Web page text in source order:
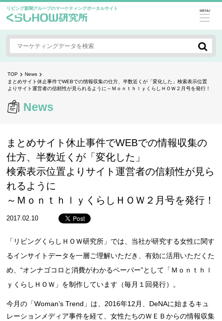
リビング新聞グループのマーケティングポータルサイト MENU
TOP
News
まとめサイト休止事件でWEBでの情報収集の仕方、半数近くが「変化した」検索表示位置
よりサイト運営者の信頼性が見られるように～ＭｏｎｔｈｌｙくらしＨＯＷ２月号を発行！
News
まとめサイト休止事件でWEBでの情報収集の
仕方、半数近くが「変化した」
検索表示位置よりサイト運営者の信頼性が見ら
れるように
～ＭｏｎｔｈｌｙくらしＨＯＷ２月号を発行！
2017.02.10
「リビングくらしＨＯＷ研究所」では、当社が研究する女性に関す
るインサイトデータを一層ご理解いただき、有効に活用いただくた
め、“オンナゴコロと消費がわかるペーパー”として「Ｍｏｎｔｈｌ
ｙくらしＨＯＷ」を制作しています（毎月１回発行）。
今月の「Woman’s Trend」は、2016年12月、DeNAに始まるキュ
レーションメディア事件を経て、女性たちのＷＥＢからの情報収集